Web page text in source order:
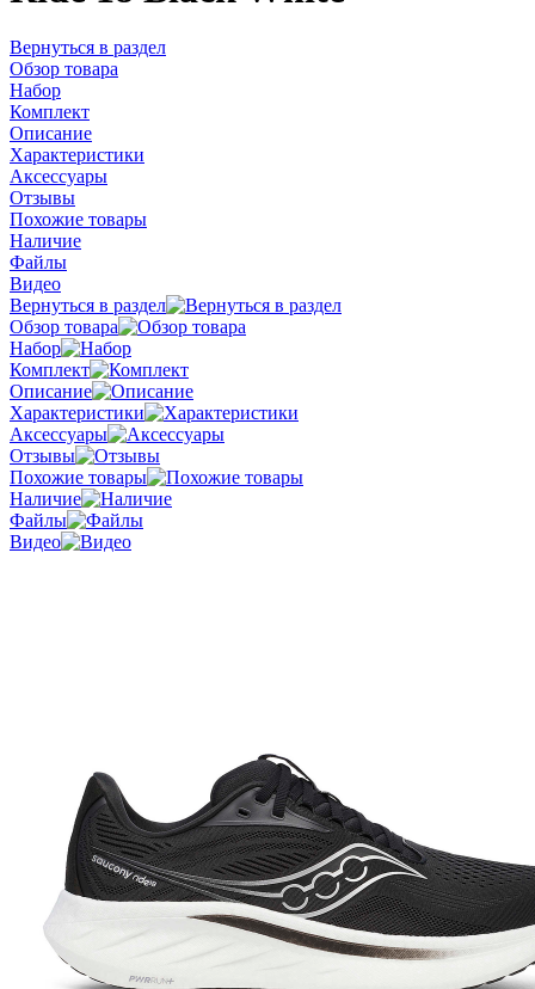
Вернуться в раздел
Обзор товара
Набор
Комплект
Описание
Характеристики
Аксессуары
Отзывы
Похожие товары
Наличие
Файлы
Видео
Вернуться в раздел
Обзор товара
Набор
Комплект
Описание
Характеристики
Аксессуары
Отзывы
Похожие товары
Наличие
Файлы
Видео